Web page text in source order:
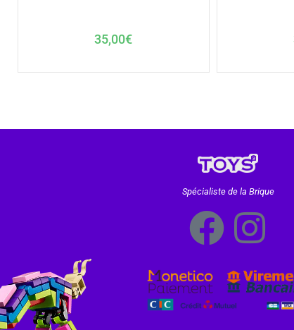
35,00€
Spécialiste de la Brique